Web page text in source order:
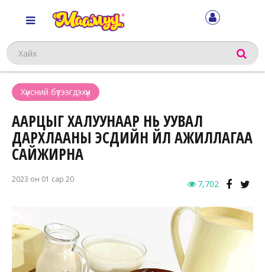
Хайх
Хүнсний бүтээгдэхүүн
ААРЦЫГ ХАЛУУНААР НЬ УУВАЛ
ДАРХЛААНЫ ЭСҮҮДИЙН ҮЙЛ АЖИЛЛАГАА
САЙЖИРНА
2023 он 01 сар 20 7,702